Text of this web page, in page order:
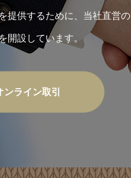
提供するために、当社直営
開設しています。
ンライン取引